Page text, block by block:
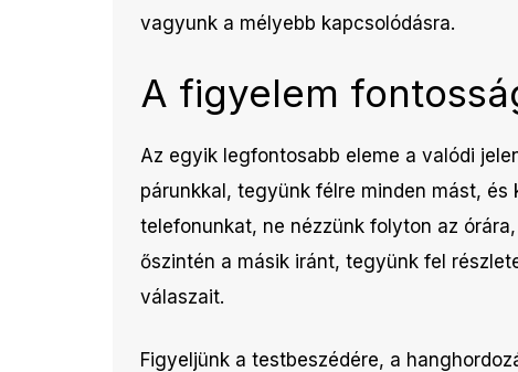
vagyunk a mélyebb kapcsolódásra.
A figyelem
Az egyik legfontosabb eleme a valódi
párunkkal, tegyünk félre minden mást,
telefonunkat, ne nézzünk folyton az
őszintén a másik iránt, tegyünk fel
válaszait.
Figyeljünk a testbeszédére, a